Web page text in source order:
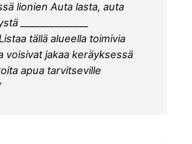
lionien Auta lasta, auta
______________
tällä alueella toimivia
voisivat jakaa keräyksessä
apua tarvitseville